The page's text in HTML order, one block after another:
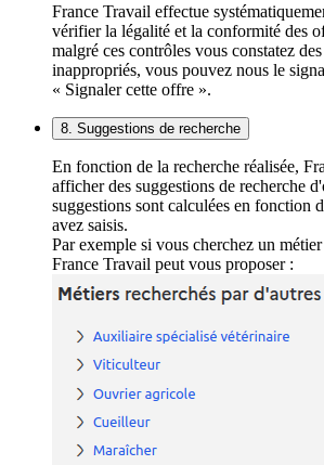
France Travail effectue
vérifier la légalité et la conformité des
malgré ces contrôles vous constatez
inappropriés, vous pouvez nous le
« Signaler cette offre ».
8. Suggestions de recherche
En fonction de la recherche réalisée,
afficher des suggestions de recherche
suggestions sont calculées en fonction
avez saisis.
Par exemple si vous cherchez un
France Travail peut vous proposer :